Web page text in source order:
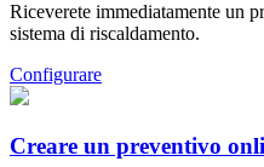
Riceverete immediatamente un
sistema di riscaldamento.
Configurare
Creare un preventivo